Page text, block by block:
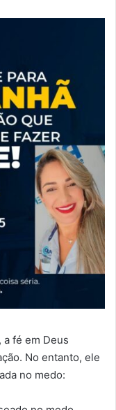
fé em Deus
No entanto, ele
no medo: